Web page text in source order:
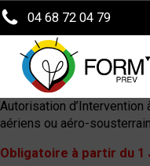
Autorisation
aériens ou aéro-
Obligatoire à partir du 1
04 68 72 04 79